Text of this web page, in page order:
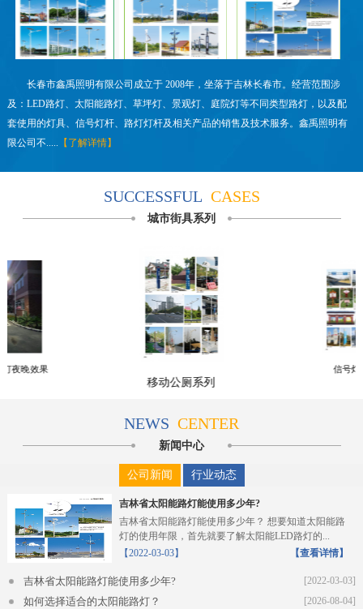
长春市鑫禹照明有限公司成立于 2008年，坐落于吉林长春市。经营范围涉
及：LED路灯、太阳能路灯、草坪灯、景观灯、庭院灯等不同类型路灯，以及配
套使用的灯具、信号灯杆、路灯灯杆及相关产品的销售及技术服务。鑫禹照明有
限公司不.....
【了解详情】
SUCCESSFUL CASES
城市街具系列
灯夜晚效果
移动公厕系列
信号灯
NEWS CENTER
新闻中心
公司新闻 行业动态
吉林省太阳能路灯能使用多少年?
吉林省太阳能路灯能使用多少年？ 想要知道太阳能路
灯的使用年限，首先就要了解太阳能LED路灯的...
【2022-03-03】
【查看详情】
[2022-03-03]
吉林省太阳能路灯能使用多少年?
[2026-08-04]
如何选择适合的太阳能路灯？